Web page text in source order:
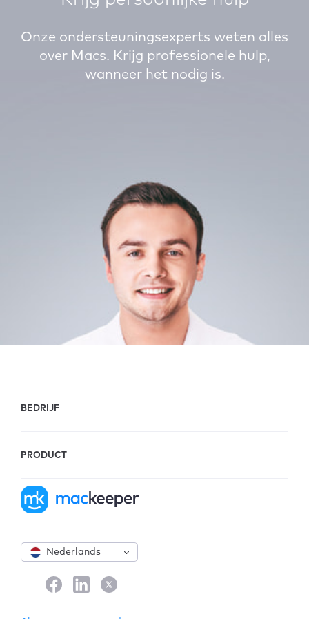
Onze ondersteuningsexperts weten alles
over Macs. Krijg professionele hulp,
wanneer het nodig is.
Nederlands
BEDRIJF
PRODUCT